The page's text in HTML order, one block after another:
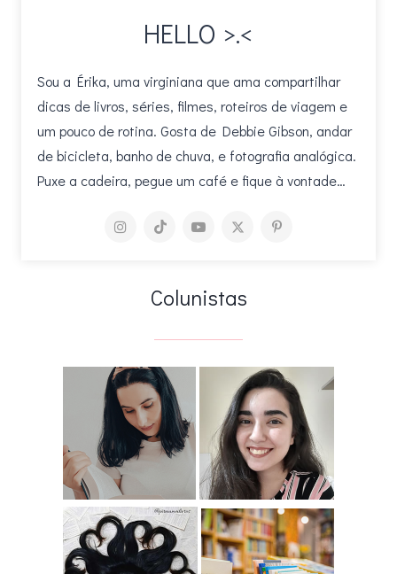
HELLO >.<
Sou a Érika, uma virginiana que ama compartilhar
dicas de livros, séries, filmes, roteiros de viagem e
um pouco de rotina. Gosta de Debbie Gibson, andar
de bicicleta, banho de chuva, e fotografia analógica.
Puxe a cadeira, pegue um café e fique à vontade…
Colunistas